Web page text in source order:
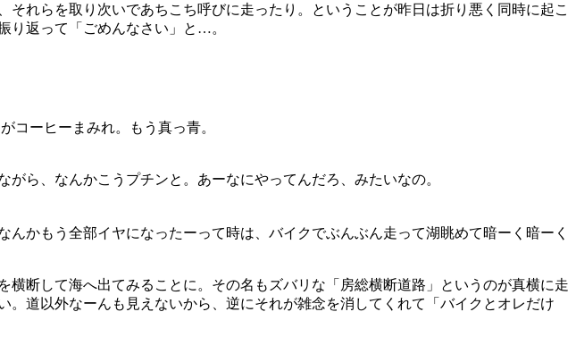
れらを取り次いであちこち呼びに走ったり。ということが昨日は折り悪く同時に起こ
り返って「ごめんなさい」と…。
コーヒーまみれ。もう真っ青。
ら、なんかこうプチンと。あーなにやってんだろ、みたいなの。
かもう全部イヤになったーって時は、バイクでぶんぶん走って湖眺めて暗ーく暗ーく
断して海へ出てみることに。その名もズバリな「房総横断道路」というのが真横に走
道以外なーんも見えないから、逆にそれが雑念を消してくれて「バイクとオレだけ